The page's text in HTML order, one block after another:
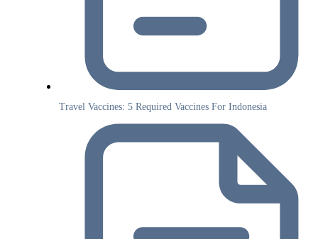
Travel Vaccines: 5 Required Vaccines For Indonesia